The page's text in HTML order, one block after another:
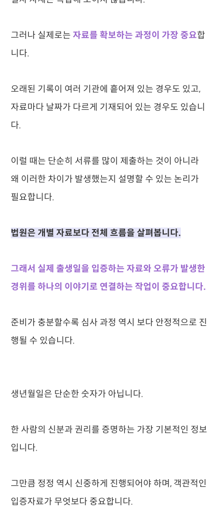
그러나 실제로는자료를 확보하는 과정이 가장 중요합
니다.
오래된 기록이 여러 기관에 흩어져 있는 경우도 있고,
자료마다 날짜가 다르게 기재되어 있는 경우도 있습니
다.
이럴 때는 단순히 서류를 많이 제출하는 것이 아니라
왜 이러한 차이가 발생했는지 설명할 수 있는 논리가
필요합니다.
법원은 개별 자료보다 전체 흐름을 살펴봅니다.
그래서 실제 출생일을 입증하는 자료와 오류가 발생한
경위를 하나의 이야기로 연결하는 작업이 중요합니다.
준비가 충분할수록 심사 과정 역시 보다 안정적으로 진
행될 수 있습니다.
생년월일은 단순한 숫자가 아닙니다.
한 사람의 신분과 권리를 증명하는 가장 기본적인 정보
입니다.
그만큼 정정 역시 신중하게 진행되어야 하며, 객관적인
입증자료가 무엇보다 중요합니다.